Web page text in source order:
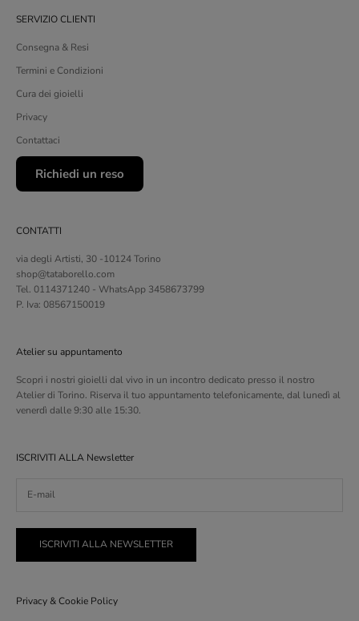
SERVIZIO CLIENTI
Consegna & Resi
Termini e Condizioni
Cura dei gioielli
Privacy
Contattaci
Richiedi un reso
CONTATTI
via degli Artisti, 30 -10124 Torino
shop@tataborello.com
Tel. 0114371240 - WhatsApp 3458673799
P. Iva: 08567150019
Atelier su appuntamento
Scopri i nostri gioielli dal vivo in un incontro dedicato presso il nostro
Atelier di Torino. Riserva il tuo appuntamento telefonicamente, dal lunedì al
venerdì dalle 9:30 alle 15:30.
ISCRIVITI ALLA Newsletter
ISCRIVITI ALLA NEWSLETTER
Privacy & Cookie Policy